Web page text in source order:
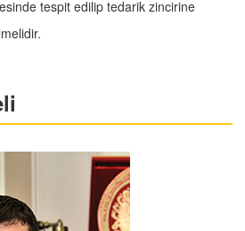
tespit edilip tedarik zincirine